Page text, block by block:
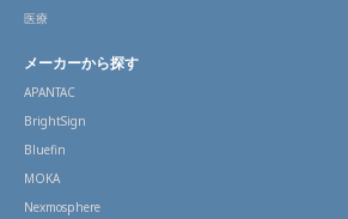
医療
メーカーから探す
APANTAC
BrightSign
Bluefin
MOKA
Nexmosphere